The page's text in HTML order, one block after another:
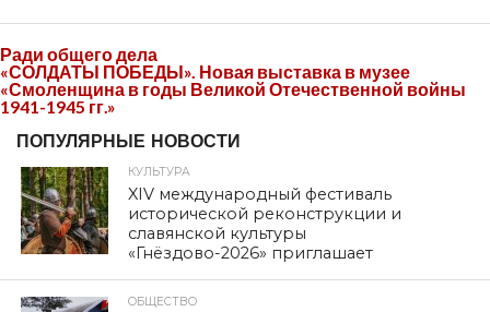
Ради общего дела
«СОЛДАТЫ ПОБЕДЫ». Новая выставка в музее
«Смоленщина в годы Великой Отечественной войны
1941-1945 гг.»
ПОПУЛЯРНЫЕ НОВОСТИ
КУЛЬТУРА
XIV международный фестиваль
исторической реконструкции и
славянской культуры
«Гнёздово-2026» приглашает
ОБЩЕСТВО